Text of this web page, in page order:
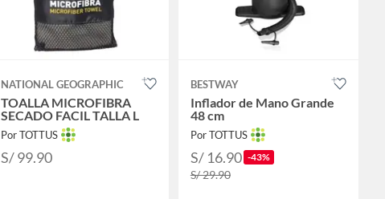
NATIONAL GEOGRAPHIC
TOALLA MICROFIBRA
SECADO FACIL TALLA L
Por TOTTUS
S/ 99.90
BESTWAY
Inflador de Mano Grande
48 cm
Por TOTTUS
S/ 16.90 -43%
S/ 29.90